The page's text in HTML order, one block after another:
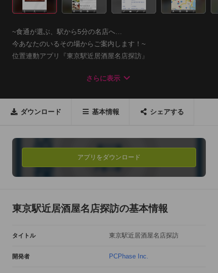
~食通が選ぶ、駅から5分の名店へ…
今あなたのいるその場からご案内します！~
位置連動アプリ『東京駅近居酒屋名店探訪』
全国の呑兵衛に愛された1冊「東京駅近居酒屋名店探訪」(東京
電話番号やメニュー・平均予算など、店舗情報のクオリティも
おひとり様・幹事さん必携のアプリです。
※書籍「東京駅近居酒屋名店探訪」(東京書籍)とは
東京都内各駅からほぼ徒歩５分以内のところにある、「駅近」
べて網羅。さらに、このところ、スカイツリーで大人気の下町
さらに表示
ダウンロード 基本情報 シェアする
アプリをダウンロード
東京駅近居酒屋名店探訪の基本情報
タイトル 東京駅近居酒屋名店探訪
開発者 PCPhase Inc.